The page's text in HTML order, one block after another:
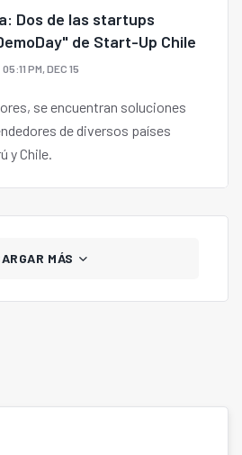
Dos de las startups
de Start-Up Chile
05:11 PM, DEC 15
se encuentran soluciones
de diversos países
y Chile.
MÁS